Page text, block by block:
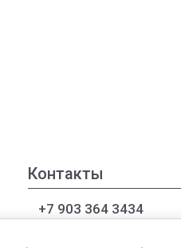
Контакты
+7 903 364 3434